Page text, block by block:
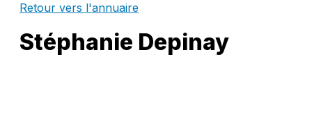
Retour vers l'annuaire
Stéphanie Depinay